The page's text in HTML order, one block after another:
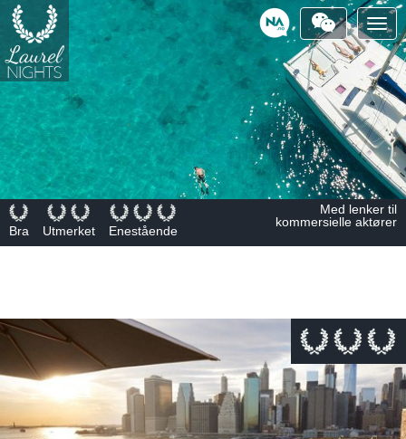
Powered
by
Bra Utmerket Enestående
Med lenker til
kommersielle aktører
This page can't load Google Maps correctly.
Do you own this website?